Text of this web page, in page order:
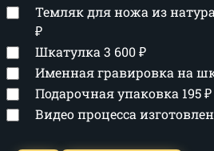
Темляк для ножа из
₽
Шкатулка 3 600₽
Именная гравировка на
Подарочная упаковка 195₽
Видео процесса